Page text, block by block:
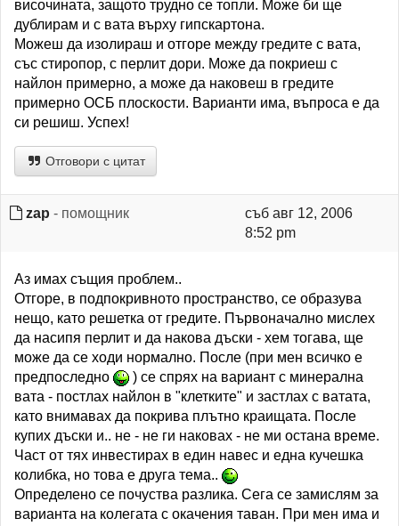
височината, защото трудно се топли. Може би ще
дублирам и с вата върху гипскартона.
Можеш да изолираш и отгоре между гредите с вата,
със стиропор, с перлит дори. Може да покриеш с
найлон примерно, а може да наковеш в гредите
примерно ОСБ плоскости. Варианти има, въпроса е да
си решиш. Успех!
Отговори с цитат
zap - помощник
съб авг 12, 2006
8:52 pm
Аз имах същия проблем..
Отгоре, в подпокривното пространство, се образува
нещо, като решетка от гредите. Първоначално мислех
да насипя перлит и да накова дъски - хем тогава, ще
може да се ходи нормално. После (при мен всичко е
предпоследно
) се спрях на вариант с минерална
вата - постлах найлон в "клетките" и застлах с ватата,
като внимавах да покрива плътно краищата. После
купих дъски и.. не - не ги наковах - не ми остана време.
Част от тях инвестирах в един навес и една кучешка
колибка, но това е друга тема..
Определено се почуства разлика. Сега се замислям за
варианта на колегата с окачения таван. При мен има и